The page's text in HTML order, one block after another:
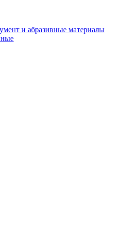
и абразивные материалы